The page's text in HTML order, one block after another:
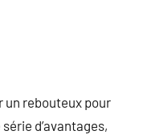
un rebouteux pour
d’avantages,